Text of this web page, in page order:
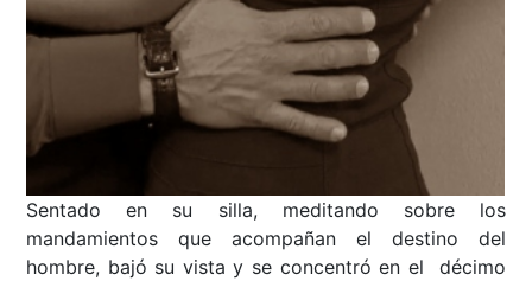
Sentado en su silla, meditando sobre los
mandamientos que acompañan el destino del
hombre, bajó su vista y se concentró en el décimo